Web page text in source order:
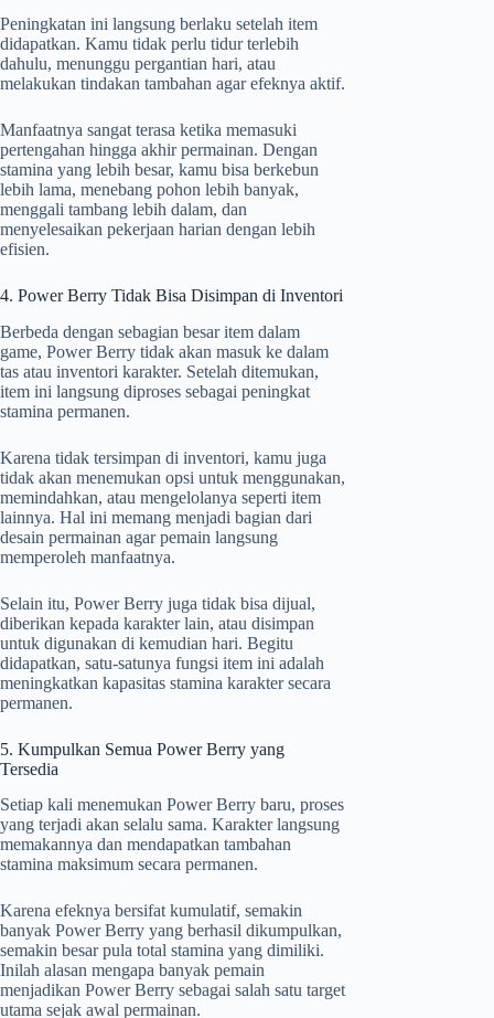
Peningkatan ini langsung berlaku setelah item
didapatkan. Kamu tidak perlu tidur terlebih
dahulu, menunggu pergantian hari, atau
melakukan tindakan tambahan agar efeknya aktif.
Manfaatnya sangat terasa ketika memasuki
pertengahan hingga akhir permainan. Dengan
stamina yang lebih besar, kamu bisa berkebun
lebih lama, menebang pohon lebih banyak,
menggali tambang lebih dalam, dan
menyelesaikan pekerjaan harian dengan lebih
efisien.
4. Power Berry Tidak Bisa Disimpan di Inventori
Berbeda dengan sebagian besar item dalam
game, Power Berry tidak akan masuk ke dalam
tas atau inventori karakter. Setelah ditemukan,
item ini langsung diproses sebagai peningkat
stamina permanen.
Karena tidak tersimpan di inventori, kamu juga
tidak akan menemukan opsi untuk menggunakan,
memindahkan, atau mengelolanya seperti item
lainnya. Hal ini memang menjadi bagian dari
desain permainan agar pemain langsung
memperoleh manfaatnya.
Selain itu, Power Berry juga tidak bisa dijual,
diberikan kepada karakter lain, atau disimpan
untuk digunakan di kemudian hari. Begitu
didapatkan, satu-satunya fungsi item ini adalah
meningkatkan kapasitas stamina karakter secara
permanen.
5. Kumpulkan Semua Power Berry yang
Tersedia
Setiap kali menemukan Power Berry baru, proses
yang terjadi akan selalu sama. Karakter langsung
memakannya dan mendapatkan tambahan
stamina maksimum secara permanen.
Karena efeknya bersifat kumulatif, semakin
banyak Power Berry yang berhasil dikumpulkan,
semakin besar pula total stamina yang dimiliki.
Inilah alasan mengapa banyak pemain
menjadikan Power Berry sebagai salah satu target
utama sejak awal permainan.